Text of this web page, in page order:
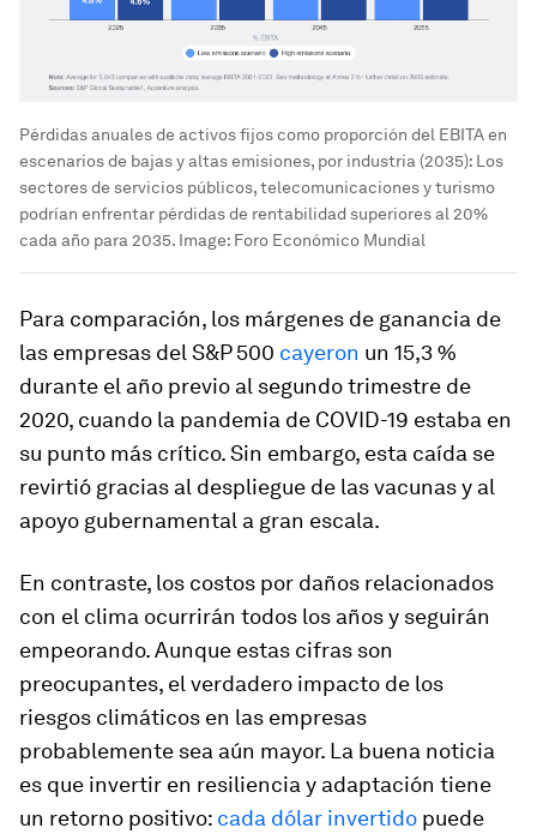
Pérdidas anuales de activos fijos como proporción del EBITA en
escenarios de bajas y altas emisiones, por industria (2035): Los
sectores de servicios públicos, telecomunicaciones y turismo
podrían enfrentar pérdidas de rentabilidad superiores al 20%
cada año para 2035. Image: Foro Económico Mundial
Para comparación, los márgenes de ganancia de
las empresas del S&P 500 cayeron un 15,3 %
durante el año previo al segundo trimestre de
2020, cuando la pandemia de COVID-19 estaba en
su punto más crítico. Sin embargo, esta caída se
revirtió gracias al despliegue de las vacunas y al
apoyo gubernamental a gran escala.
En contraste, los costos por daños relacionados
con el clima ocurrirán todos los años y seguirán
empeorando. Aunque estas cifras son
preocupantes, el verdadero impacto de los
riesgos climáticos en las empresas
probablemente sea aún mayor. La buena noticia
es que invertir en resiliencia y adaptación tiene
un retorno positivo: cada dólar invertido puede